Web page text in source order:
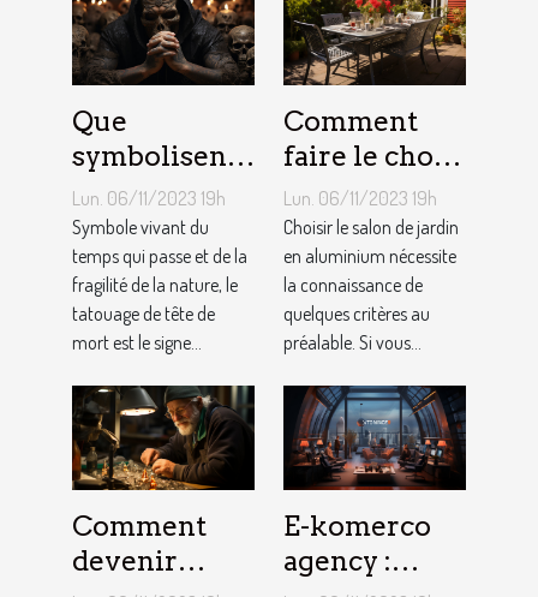
Que
symbolisent
les Tatouages
Têtes de
Mort ?
Lun. 06/11/2023 19h
Symbole vivant du
temps qui passe et de la
fragilité de la nature, le
tatouage de tête de
mort est le signe...
Comment
faire le choix
d’un salon de
jardin en
aluminium ?
Lun. 06/11/2023 19h
Choisir le salon de jardin
en aluminium nécessite
la connaissance de
quelques critères au
préalable. Si vous...
Comment
devenir
E-komerco
agency :